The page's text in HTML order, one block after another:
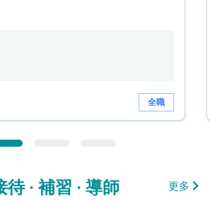
全職
待 · 補習 · 導師 更多